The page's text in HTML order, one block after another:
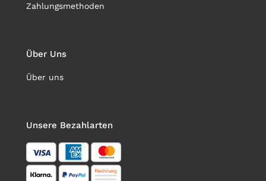
Zahlungsmethoden
Über Uns
Über uns
Unsere Bezahlarten